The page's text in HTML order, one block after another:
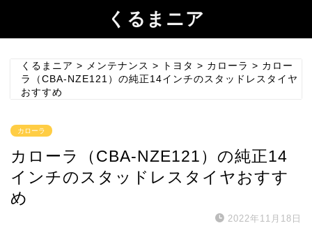
くるまニア
くるまニア > メンテナンス > トヨタ > カローラ > カロー
ラ（CBA-NZE121）の純正14インチのスタッドレスタイヤ
おすすめ
カローラ
カローラ（CBA-NZE121）の純正14
インチのスタッドレスタイヤおすす
め
2022年11月18日